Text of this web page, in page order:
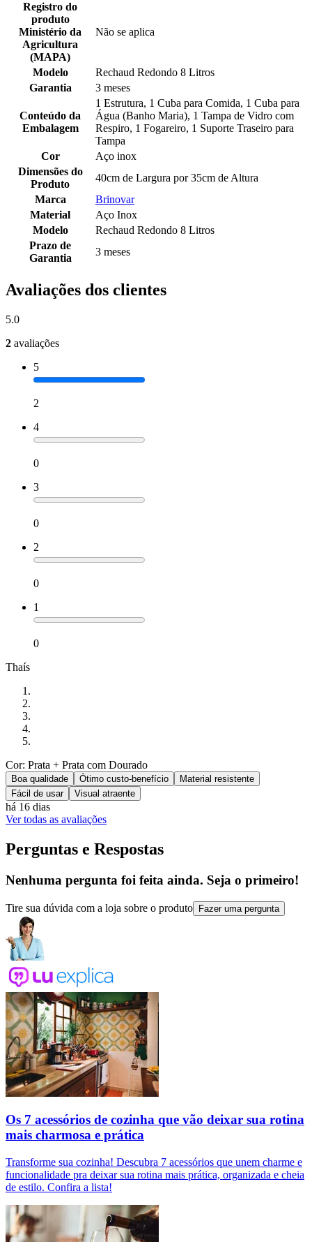
Registro do
produto
Ministério da
Agricultura
(MAPA)
Não se aplica
Modelo
Rechaud Redondo 8 Litros
Garantia
3 meses
Conteúdo da
Embalagem
1 Estrutura, 1 Cuba para Comida, 1 Cuba para
Água (Banho Maria), 1 Tampa de Vidro com
Respiro, 1 Fogareiro, 1 Suporte Traseiro para
Tampa
Cor
Aço inox
Dimensões do
Produto
40cm de Largura por 35cm de Altura
Marca
Brinovar
Material
Aço Inox
Modelo
Rechaud Redondo 8 Litros
Prazo de
Garantia
3 meses
Avaliações dos clientes
5.0
2 avaliações
5
2
4
0
3
0
2
0
1
0
Thaís
Cor: Prata + Prata com Dourado
Boa qualidade Ótimo custo-benefício
Material resistente
Fácil de usar
Visual atraente
há 16 dias
Ver todas as avaliações
Perguntas e Respostas
Nenhuma pergunta foi feita ainda. Seja o primeiro!
Tire sua dúvida com a loja sobre o produto Fazer uma pergunta
Os 7 acessórios de cozinha que vão deixar sua rotina
mais charmosa e prática
Transforme sua cozinha! Descubra 7 acessórios que unem charme e
funcionalidade pra deixar sua rotina mais prática, organizada e cheia
de estilo. Confira a lista!